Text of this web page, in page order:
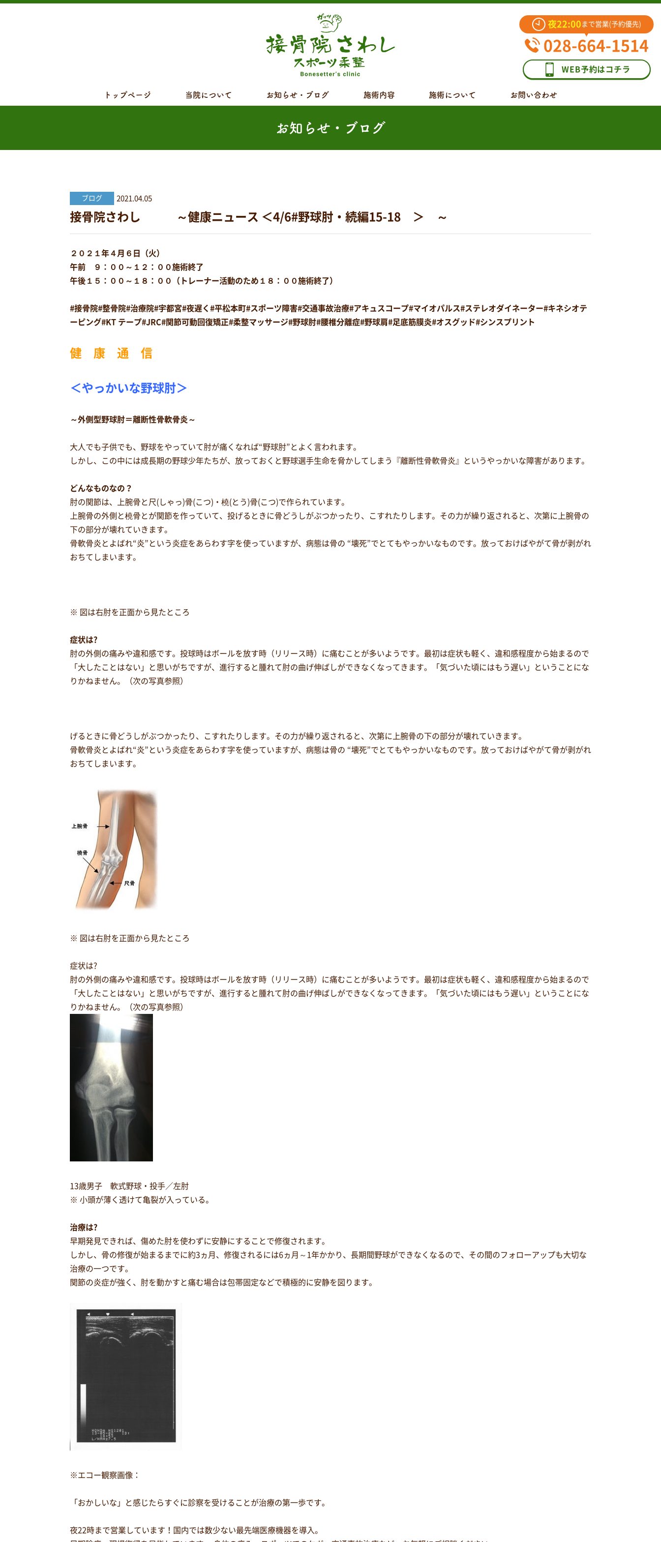
夜22:00 まで営業(予約優先)
028-664-1514
WEB予約はコチラ
トップページ 当院について お知らせ・ブログ 施術内容 施術について お問い合わせ
お知らせ・ブログ
ブログ 2021.04.05
接骨院さわし ～健康ニュース ＜4/6#野球肘・続編15-18 ＞ ～
２０２１年４月６日（火）
午前 ９：００～１２：００施術終了
午後１５：００～１８：００（トレーナー活動のため１８：００施術終了）
#接骨院#整骨院#治療院#宇都宮#夜遅く#平松本町#スポーツ障害#交通事故治療#アキュスコープ#マイオパルス#ステレオダイネーター#キネシオテ
ーピング#KT テープ#JRC#関節可動回復矯正#柔整マッサージ#野球肘#腰椎分離症#野球肩#足底筋膜炎#オスグッド#シンスプリント
健 康 通 信
＜やっかいな野球肘＞
～外側型野球肘＝離断性骨軟骨炎～
大人でも子供でも、野球をやっていて肘が痛くなれば“野球肘”とよく言われます。
しかし、この中には成長期の野球少年たちが、放っておくと野球選手生命を脅かしてしまう『離断性骨軟骨炎』というやっかいな障害があります。
どんなものなの？
肘の関節は、上腕骨と尺(しゃっ)骨(こつ)・橈(とう)骨(こつ)で作られています。
上腕骨の外側と橈骨とが関節を作っていて、投げるときに骨どうしがぶつかったり、こすれたりします。その力が繰り返されると、次第に上腕骨の
下の部分が壊れていきます。
骨軟骨炎とよばれ“炎”という炎症をあらわす字を使っていますが、病態は骨の “壊死”でとてもやっかいなものです。放っておけばやがて骨が剥がれ
おちてしまいます。
※ 図は右肘を正面から見たところ
症状は?
肘の外側の痛みや違和感です。投球時はボールを放す時（リリース時）に痛むことが多いようです。最初は症状も軽く、違和感程度から始まるので
「大したことはない」と思いがちですが、進行すると腫れて肘の曲げ伸ばしができなくなってきます。「気づいた頃にはもう遅い」ということにな
りかねません。（次の写真参照）
げるときに骨どうしがぶつかったり、こすれたりします。その力が繰り返されると、次第に上腕骨の下の部分が壊れていきます。
骨軟骨炎とよばれ“炎”という炎症をあらわす字を使っていますが、病態は骨の “壊死”でとてもやっかいなものです。放っておけばやがて骨が剥がれ
おちてしまいます。
※ 図は右肘を正面から見たところ
症状は?
肘の外側の痛みや違和感です。投球時はボールを放す時（リリース時）に痛むことが多いようです。最初は症状も軽く、違和感程度から始まるので
「大したことはない」と思いがちですが、進行すると腫れて肘の曲げ伸ばしができなくなってきます。「気づいた頃にはもう遅い」ということにな
りかねません。（次の写真参照）
13歳男子 軟式野球・投手／左肘
※ 小頭が薄く透けて亀裂が入っている。
治療は?
早期発見できれば、傷めた肘を使わずに安静にすることで修復されます。
しかし、骨の修復が始まるまでに約3ヵ月、修復されるには6ヵ月～1年かかり、長期間野球ができなくなるので、その間のフォローアップも大切な
治療の一つです。
関節の炎症が強く、肘を動かすと痛む場合は包帯固定などで積極的に安静を図ります。
※エコー観察画像：
「おかしいな」と感じたらすぐに診察を受けることが治療の第一歩です。
夜22時まで営業しています！国内では数少ない最先端医療機器を導入。